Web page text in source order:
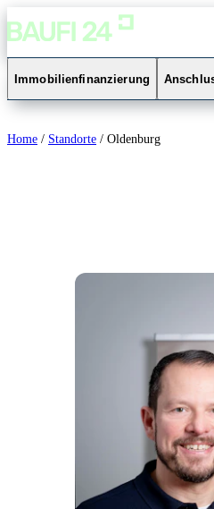
Immobilienfinanzierung
Home / Standorte / Oldenburg